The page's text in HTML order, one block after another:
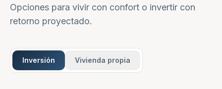
Opciones para vivir con confort o invertir con
retorno proyectado.
Inversión Vivienda propia